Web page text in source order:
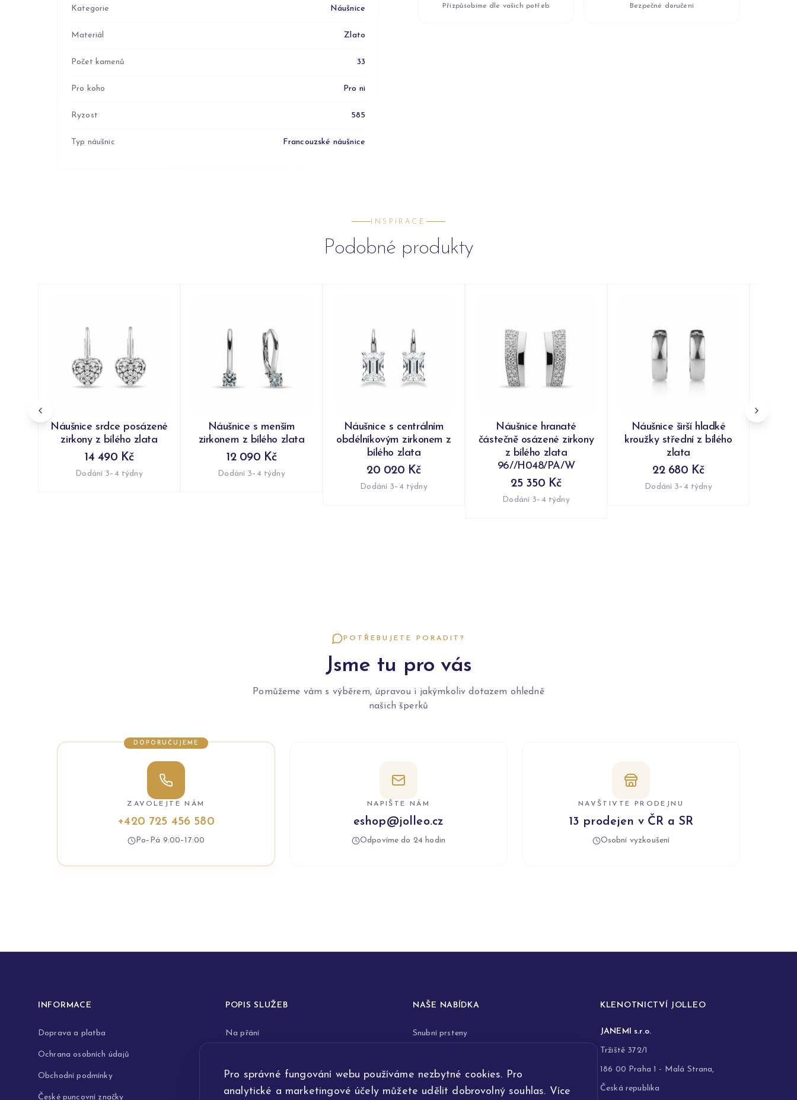
Pro správné fungování webu používáme nezbytné cookies. Pro
analytické a marketingové účely můžete udělit dobrovolný souhlas. Více
Kategorie Náušnice
Materiál Zlato
Počet kamenů 33
Pro koho Pro ni
Ryzost 585
Typ náušnic Francouzské náušnice
Přizpůsobíme dle vašich potřeb Bezpečné doručení
INSPIRACE
Podobné produkty
Náušnice srdce posázené
zirkony z bílého zlata
14 490 Kč
Dodání 3–4 týdny
Náušnice s menším
zirkonem z bílého zlata
12 090 Kč
Dodání 3–4 týdny
Náušnice s centrálním
obdélníkovým zirkonem z
bílého zlata
20 020 Kč
Dodání 3–4 týdny
Náušnice hranaté
částečně osázené zirkony
z bílého zlata
96//H048/PA/W
25 350 Kč
Dodání 3–4 týdny
Náušnice širší hladké
kroužky střední z bílého
zlata
22 680 Kč
Dodání 3–4 týdny
POTŘEBUJETE PORADIT?
Jsme tu pro vás
Pomůžeme vám s výběrem, úpravou i jakýmkoliv dotazem ohledně
našich šperků
DOPORUČUJEME
ZAVOLEJTE NÁM
+420 725 456 580
Po–Pá 9:00–17:00
NAPIŠTE NÁM
eshop@jolleo.cz
Odpovíme do 24 hodin
NAVŠTIVTE PRODEJNU
13 prodejen v ČR a SR
Osobní vyzkoušení
INFORMACE
Doprava a platba
Ochrana osobních údajů
Obchodní podmínky
České puncovní značky
POPIS SLUŽEB
Na přání
Opravy a renovace šperků
Výkup zlata
NAŠE NABÍDKA
Snubní prsteny
Šperky
Na přání
KLENOTNICTVÍ JOLLEO
JANEMI s.r.o.
Tržiště 372/1
186 00 Praha 1 - Malá Strana,
Česká republika